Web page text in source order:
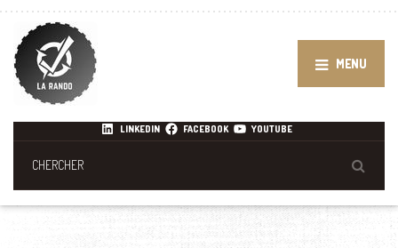
MENU
LINKEDIN FACEBOOK YOUTUBE